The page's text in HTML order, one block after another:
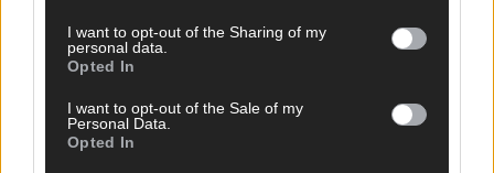
I want to opt-out of the Sharing of my
personal data.
Opted In
I want to opt-out of the Sale of my
Personal Data.
Opted In